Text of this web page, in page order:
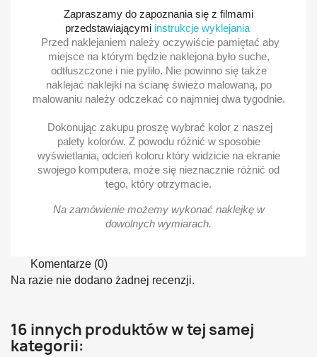
Zapraszamy do zapoznania się z filmami
przedstawiającymi instrukcje wyklejania
Przed naklejaniem należy oczywiście pamiętać aby
miejsce na którym będzie naklejona było suche,
odtłuszczone i nie pyliło. Nie powinno się także
naklejać naklejki na ścianę świeżo malowaną, po
malowaniu należy odczekać co najmniej dwa tygodnie.
Dokonując zakupu proszę wybrać kolor z naszej
palety kolorów. Z powodu różnić w sposobie
wyświetlania, odcień koloru który widzicie na ekranie
swojego komputera, może się nieznacznie różnić od
tego, który otrzymacie.
Na zamówienie możemy wykonać naklejkę w
dowolnych wymiarach.
Komentarze (0)
Na razie nie dodano żadnej recenzji.
16 innych produktów w tej samej
kategorii: